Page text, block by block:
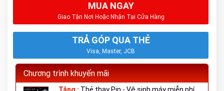
MUA NGAY
Giao Tận Nơi Hoặc Nhận Tại Cửa Hàng
TRẢ GÓP QUA THẺ
Visa, Master, JCB
Chương trình khuyến mãi